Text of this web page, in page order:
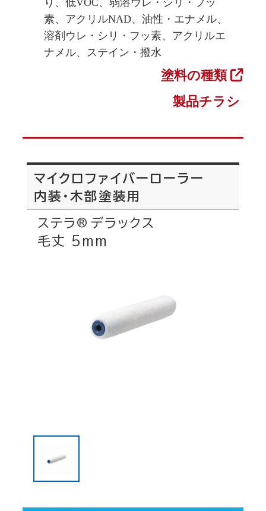
り、低VOC、弱溶ウレ・シリ・フッ
素、アクリルNAD、油性・エナメル、
溶剤ウレ・シリ・フッ素、アクリルエ
ナメル、ステイン・撥水
塗料の種類
製品チラシ
マイクロファイバーローラー
内装・木部塗装用
ステラ ® デラックス
毛丈 5mm